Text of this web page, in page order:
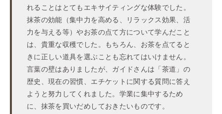
れることはとてもエキサイティングな体験でした。
抹茶の効能（集中力を高める、リラックス効果、活
力を与える等）やお茶の点て方について学んだこと
は、貴重な収穫でした。もちろん、お茶を点てると
きに正しい道具を選ぶことも忘れてはいけません。
言葉の壁はありましたが、ガイドさんは「茶道」の
歴史、現在の習慣、エチケットに関する質問に答え
ようと努力してくれました。学業に集中するため
に、抹茶を買いだめしておきたいものです。